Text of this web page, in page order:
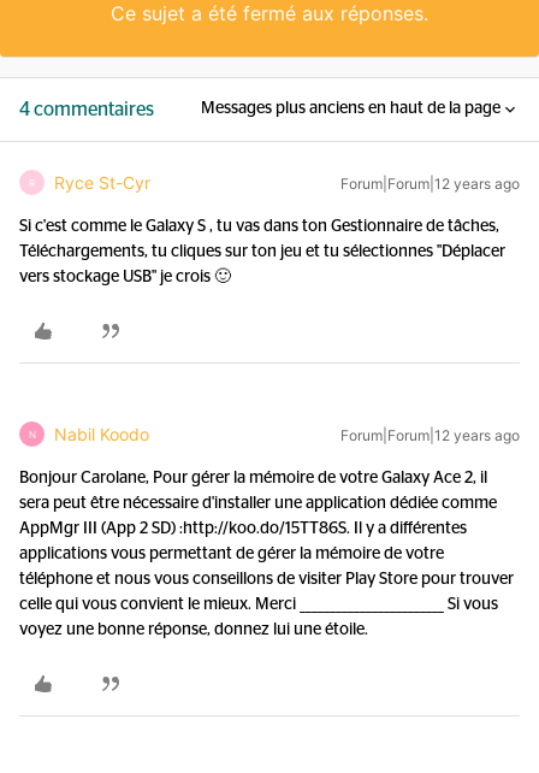
Ce sujet a été fermé aux réponses.
4 commentaires Messages plus anciens en haut de la page
R Ryce St-Cyr Forum|Forum|12 years ago
Si c'est comme le Galaxy S , tu vas dans ton Gestionnaire de tâches,
Téléchargements, tu cliques sur ton jeu et tu sélectionnes "Déplacer
vers stockage USB" je crois 🙂
N Nabil Koodo Forum|Forum|12 years ago
Bonjour Carolane, Pour gérer la mémoire de votre Galaxy Ace 2, il
sera peut être nécessaire d'installer une application dédiée comme
AppMgr III (App 2 SD) :http://koo.do/15TT86S. Il y a différentes
applications vous permettant de gérer la mémoire de votre
téléphone et nous vous conseillons de visiter Play Store pour trouver
celle qui vous convient le mieux. Merci ________________________ Si vous
voyez une bonne réponse, donnez lui une étoile.